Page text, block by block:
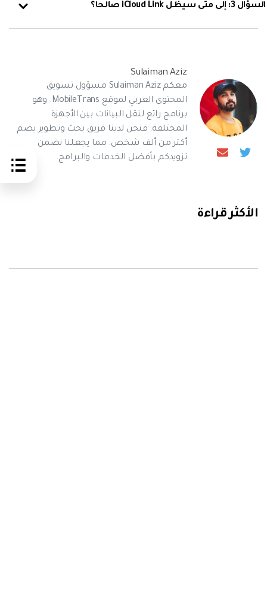
السؤال 3: إلى متى سيظل iCloud Link صالحاً؟
Sulaiman Aziz
معكم Sulaiman Aziz مسؤول تسويق
المحتوى العربي لموقع MobileTrans. وهو
برنامج رائع لنقل البيانات بين الأجهزة
المختلفة. فنحن لدينا فريق بحث وتطوير يضم
أكثر من ألف شخص. مما يجعلنا نضمن
تزويدكم بأفضل الخدمات والبرامج.
الأكثر قراءة